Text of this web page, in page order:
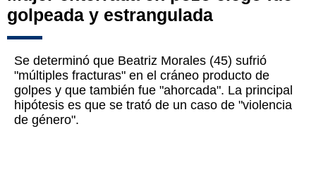
golpeada y estrangulada
Se determinó que Beatriz Morales (45) sufrió
"múltiples fracturas" en el cráneo producto de
golpes y que también fue "ahorcada". La principal
hipótesis es que se trató de un caso de "violencia
de género".